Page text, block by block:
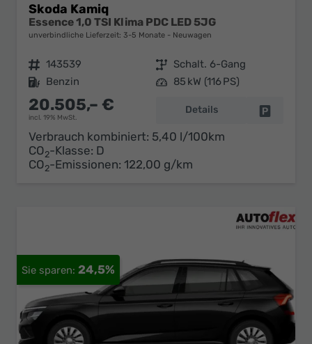
Skoda Kamiq
Essence 1,0 TSI Klima PDC LED 5JG
unverbindliche Lieferzeit: 3-5 Monate Neuwagen
Fahrzeugnr. 143539 Getriebe Schalt. 6-Gang
Kraftstoff Benzin Leistung 85 kW (116 PS)
20.505,– €
incl. 19% MwSt.
Details
Verbrauch kombiniert: 5,40 l/100km
CO2-Klasse: D
CO2-Emissionen: 122,00 g/km
24,5%